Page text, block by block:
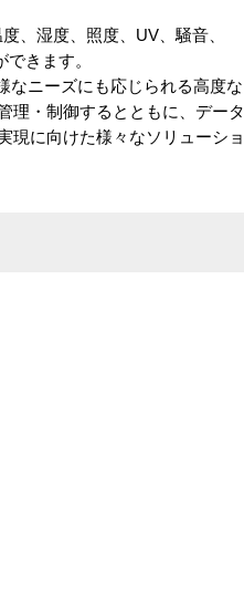
、湿度、照度、UV、騒音、
きます。
なニーズにも応じられる高度な
理・制御するとともに、データ
現に向けた様々なソリューショ